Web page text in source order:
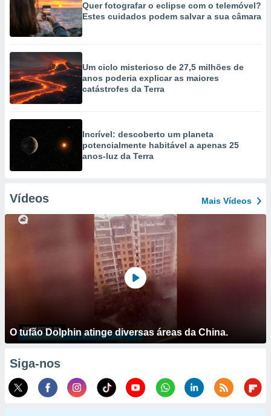
Quer fotografar o eclipse com o telemóvel?
Estes cuidados podem salvar a sua câmara
Um ciclo misterioso de 27,5 milhões de
anos poderia explicar as maiores
catástrofes da Terra
Incrível: descoberto um planeta
potencialmente habitável a apenas 25
anos-luz da Terra
Vídeos Mais Vídeos
O tufão Dolphin atinge diversas áreas da China.
Siga-nos